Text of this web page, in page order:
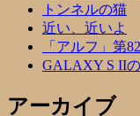
トンネルの猫
近い、近いよ
「アルフ」第
GALAXY S II
アーカイブ